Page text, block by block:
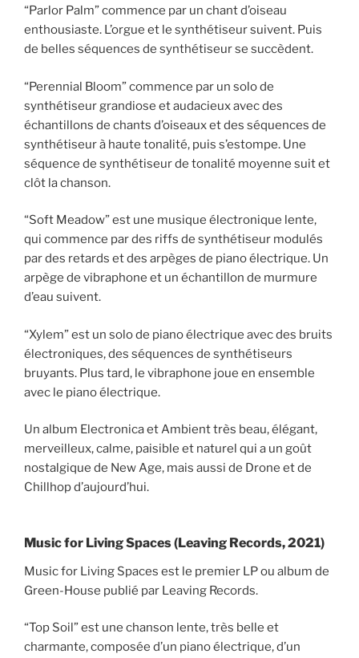
“Parlor Palm” commence par un chant d’oiseau
enthousiaste. L’orgue et le synthétiseur suivent. Puis
de belles séquences de synthétiseur se succèdent.
“Perennial Bloom” commence par un solo de
synthétiseur grandiose et audacieux avec des
échantillons de chants d’oiseaux et des séquences de
synthétiseur à haute tonalité, puis s’estompe. Une
séquence de synthétiseur de tonalité moyenne suit et
clôt la chanson.
“Soft Meadow” est une musique électronique lente,
qui commence par des riffs de synthétiseur modulés
par des retards et des arpèges de piano électrique. Un
arpège de vibraphone et un échantillon de murmure
d’eau suivent.
“Xylem” est un solo de piano électrique avec des bruits
électroniques, des séquences de synthétiseurs
bruyants. Plus tard, le vibraphone joue en ensemble
avec le piano électrique.
Un album Electronica et Ambient très beau, élégant,
merveilleux, calme, paisible et naturel qui a un goût
nostalgique de New Age, mais aussi de Drone et de
Chillhop d’aujourd’hui.
Music for Living Spaces (Leaving Records, 2021)
Music for Living Spaces est le premier LP ou album de
Green-House publié par Leaving Records.
“Top Soil” est une chanson lente, très belle et
charmante, composée d’un piano électrique, d’un